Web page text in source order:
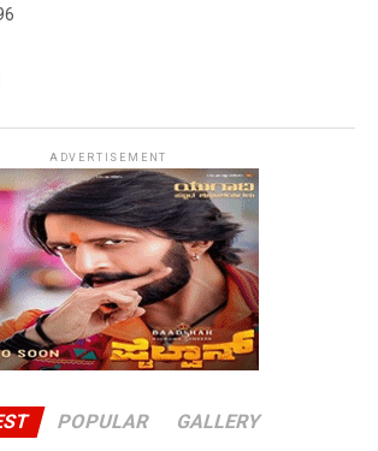
ADVERTISEMENT
POPULAR GALLERY